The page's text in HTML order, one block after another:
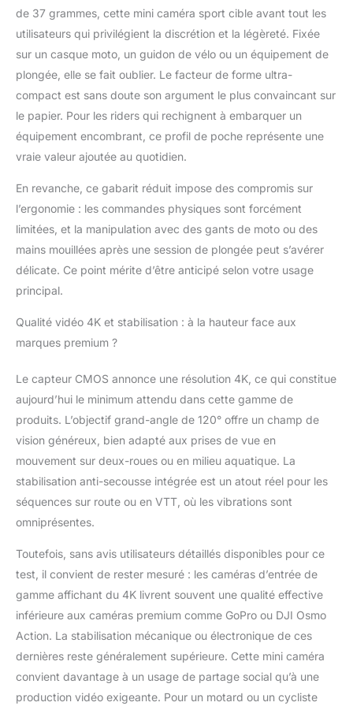
【Grand-angle 4K &
Liberté sans fil】Le WiFi
intégré de la action
cam 4K permet une
l'application en deux
tapotements pour une
prévisualisation 4K en
temps réel. Elle
en enregistrant des
vidéos 4K/2K/1080P et
des photos 12MP. Son
objectif grand-angle de
120° capture des vues
expansives, avec une
9 minutes. 【Étanche
est inclus avec la mini
camera action — aucun
achat supplémentaire
nécessaire. Plusieurs
supports sont prévus
pour la plongée, le
cyclisme et la
randonnée,
souci dans tous les
environnements.
& Performance stable】
La batterie haute
capacité de la mini
caméra sportoffre 140
minutes d'autonomie
(1080P) ou 95 minutes
en 4K. Un
de 37 grammes, cette mini caméra sport cible avant tout les
utilisateurs qui privilégient la discrétion et la légèreté. Fixée
sur un casque moto, un guidon de vélo ou un équipement de
plongée, elle se fait oublier. Le facteur de forme ultra-
compact est sans doute son argument le plus convaincant sur
le papier. Pour les riders qui rechignent à embarquer un
équipement encombrant, ce profil de poche représente une
vraie valeur ajoutée au quotidien.
En revanche, ce gabarit réduit impose des compromis sur
l’ergonomie : les commandes physiques sont forcément
limitées, et la manipulation avec des gants de moto ou des
mains mouillées après une session de plongée peut s’avérer
délicate. Ce point mérite d’être anticipé selon votre usage
principal.
Qualité vidéo 4K et stabilisation : à la hauteur face aux
marques premium ?
Le capteur CMOS annonce une résolution 4K, ce qui constitue
aujourd’hui le minimum attendu dans cette gamme de
produits. L’objectif grand-angle de 120° offre un champ de
vision généreux, bien adapté aux prises de vue en
mouvement sur deux-roues ou en milieu aquatique. La
stabilisation anti-secousse intégrée est un atout réel pour les
séquences sur route ou en VTT, où les vibrations sont
omniprésentes.
Toutefois, sans avis utilisateurs détaillés disponibles pour ce
test, il convient de rester mesuré : les caméras d’entrée de
gamme affichant du 4K livrent souvent une qualité effective
inférieure aux caméras premium comme GoPro ou DJI Osmo
Action. La stabilisation mécanique ou électronique de ces
dernières reste généralement supérieure. Cette mini caméra
convient davantage à un usage de partage social qu’à une
production vidéo exigeante. Pour un motard ou un cycliste